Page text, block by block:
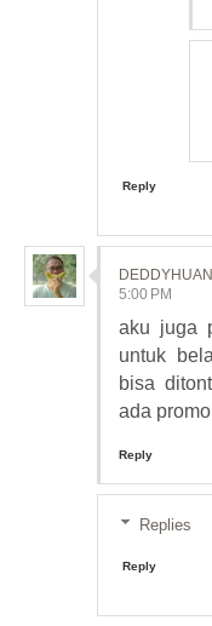
Reply
5:00 PM
aku juga
untuk
bisa
ada
Reply
Replies
Reply